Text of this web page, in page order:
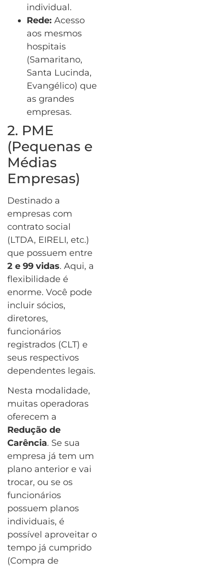
individual.
Rede: Acesso
aos mesmos
hospitais
(Samaritano,
Santa Lucinda,
Evangélico) que
as grandes
empresas.
2. PME
(Pequenas e
Médias
Empresas)
Destinado a
empresas com
contrato social
(LTDA, EIRELI, etc.)
que possuem entre
2 e 99 vidas. Aqui, a
flexibilidade é
enorme. Você pode
incluir sócios,
diretores,
funcionários
registrados (CLT) e
seus respectivos
dependentes legais.
Nesta modalidade,
muitas operadoras
oferecem a
Redução de
Carência. Se sua
empresa já tem um
plano anterior e vai
trocar, ou se os
funcionários
possuem planos
individuais, é
possível aproveitar o
tempo já cumprido
(Compra de